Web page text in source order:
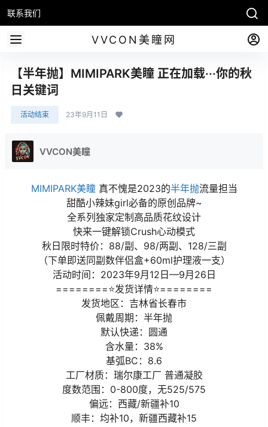
联系我们
VVCON美瞳网
【半年抛】MIMIPARK美瞳 正在加载···你的秋
日关键词
活动结束 23年9月11日
VVCON美瞳
MIMIPARK美瞳真不愧是2023的半年抛流量担当
甜酷小辣妹girl必备的原创品牌~
全系列独家定制高品质花纹设计
快来一键解锁Crush心动模式
秋日限时特价：88/副、98/两副、128/三副
（下单即送同副数伴侣盒+60ml护理液一支）
活动时间：2023年9月12日—9月26日
========⭐发货详情⭐========
发货地区：吉林省长春市
佩戴周期：半年抛
默认快递：圆通
含水量：38%
基弧BC：8.6
工厂材质：瑞尔康工厂 普通凝胶
度数范围：0-800度，无525/575
偏远：西藏/新疆补10
顺丰：均补10，新疆西藏补15